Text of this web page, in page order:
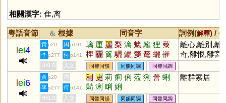
相關漢字: 隹,离
粵語音節 & 根據 同音字 詞例(解釋) /
ei4
黃 p20 周 p191 璃 厘 麗 梨 漓 魑 籬 狸 藜
梩 霾 篱 驪 鱺 嫠 氂 纚 罹
蜊 鸝 嚟 𠩺 漦 縭 褵 醨 鵹 孋
灕 蘺 杝 剺 离 孷 樆 斄 謧
鑗 蠫 釐 琍 貍 筣 犛
離心,離別,離
奇,離恨,離宮,
離情,離異,離
間,離愁,離緒,
離譜,離愁別
離經叛道
李 p277 何 p141
HKLS 人文 同聲同韻 同韻同調 同聲同調
ei6
黃 p20 周 利 吏 莉 痢 俐 蒞 猁 詈 蜊
鬁 浰 唎 娳
離群索居
李 p277 何 p141
HKLS 人文 同聲同韻 同韻同調 同聲同調